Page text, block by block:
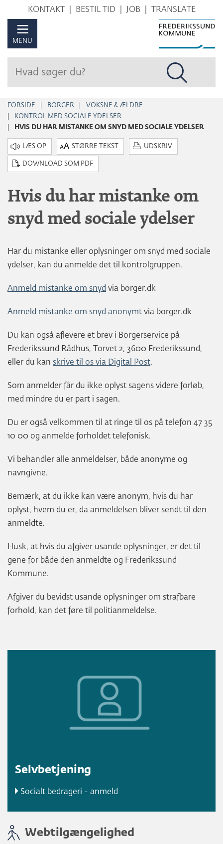
Hop
KONTAKT BESTIL TID JOB TRANSLATE
MENU
FORSIDE BORGER
VOKSNE & ÆLDRE
KONTROL MED SOCIALE YDELSER
HVIS DU HAR MISTANKE OM SNYD MED SOCIALE YDELSER
STØRRE TEKST UDSKRIV
DOWNLOAD SOM PDF
Hvis du har mistanke om
snyd med sociale ydelser
Har du mistanke eller oplysninger om snyd med sociale
ydelser, kan du anmelde det til kontrolgruppen.
Anmeld mistanke om snyd via borger.dk
Anmeld mistanke om snyd anonymt via borger.dk
Du kan også aflevere et brev i Borgerservice på
Frederikssund Rådhus, Torvet 2, 3600 Frederikssund,
eller du kan skrive til os via Digital Post.
Som anmelder får du ikke oplyst sagens videre forløb,
med mindre du er part i sagen.
Du er også velkommen til at ringe til os på telefon 47 35
10 00 og anmelde forholdet telefonisk.
Vi behandler alle anmeldelser, både anonyme og
navngivne.
Bemærk, at du ikke kan være anonym, hvis du har
oplyst, hvem du er, da anmeldelsen bliver sendt til den
anmeldte.
Husk, at hvis du afgiver usande oplysninger, er det til
gene for både den anmeldte og Frederikssund
Kommune.
Afgiver du bevidst usande oplysninger om strafbare
forhold, kan det føre til politianmeldelse.
Selvbetjening
Socialt bedrageri - anmeld
Webtilgængelighed